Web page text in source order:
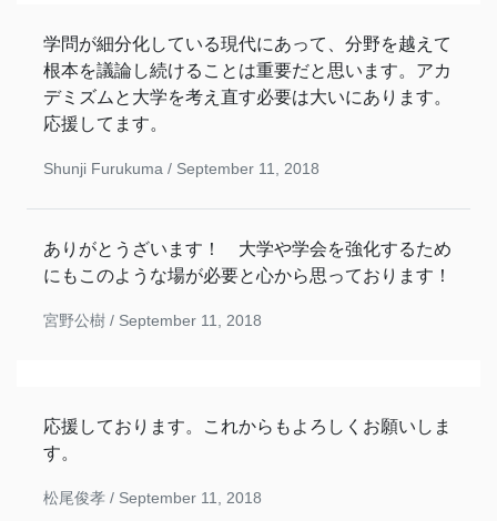
学問が細分化している現代にあって、分野を越えて
根本を議論し続けることは重要だと思います。アカ
デミズムと大学を考え直す必要は大いにあります。
応援してます。
Shunji Furukuma / September 11, 2018
ありがとうざいます！ 大学や学会を強化するため
にもこのような場が必要と心から思っております！
宮野公樹 / September 11, 2018
応援しております。これからもよろしくお願いしま
す。
松尾俊孝 / September 11, 2018